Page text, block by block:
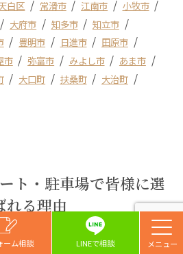
リフォーム相談 お問い合わせ
白区 常滑市 江南市
小牧市
大府市 知多市
知立市
豊明市 日進市
田原市
市 弥富市 みよし市
あま市
大口町 扶桑町
大治町
ト・駐車場で皆様に選
れる理由
リフォーム相談 お問い合わせ
リフォーム相談 お問い合わせ
ーム相談 LINEで相談